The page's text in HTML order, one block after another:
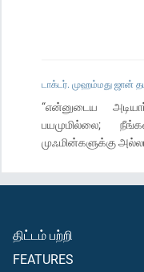
டாக்டர். முஹம்மது ஜான்
“என்னுடைய
பயமுமில்லை;
முஃமின்களுக்கு
திட்டம் பற்றி
FEATURES